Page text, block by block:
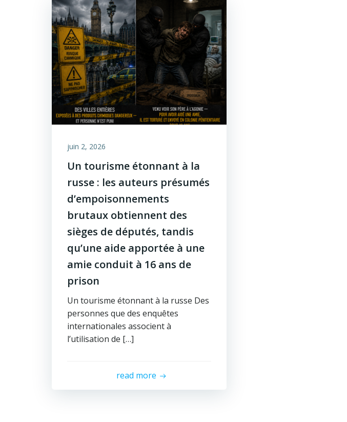
juin 2, 2026
Un tourisme étonnant à la
russe : les auteurs présumés
d’empoisonnements
brutaux obtiennent des
sièges de députés, tandis
qu’une aide apportée à une
amie conduit à 16 ans de
prison
Un tourisme étonnant à la russe Des
personnes que des enquêtes
internationales associent à
l’utilisation de […]
read more